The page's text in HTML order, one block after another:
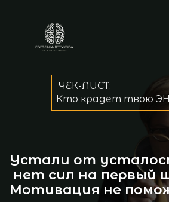
ЧЕК-ЛИСТ:
Кто крадет твою
Устали от
нет сил на первый
Мотивация не